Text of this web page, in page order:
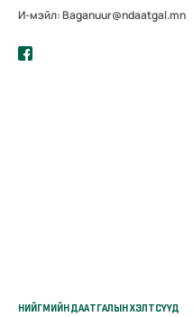
И-мэйл: Baganuur@ndaatgal.mn
НИЙГМИЙН ДААТГАЛЫН ХЭЛТСҮҮД